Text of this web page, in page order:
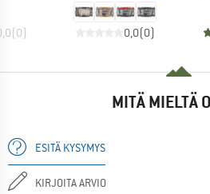
(0) 0,0(0)
MITÄ MIELTÄ
ESITÄ KYSYMYS
KIRJOITA ARVIO